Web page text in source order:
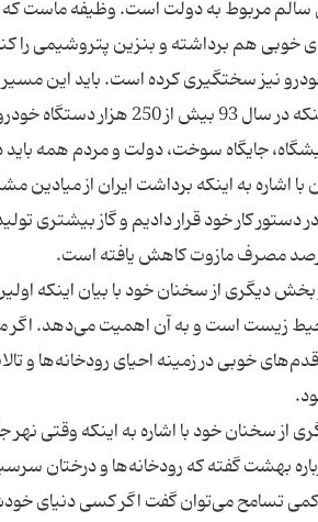
سالم مربوط به دولت است. وظیفه ماست که
وی با اشاره به اینکه در
اشاره به اینکه برداشت ایران از
دستور کار خود قرار دادیم و گاز بیشتری
دیگری از سخنان خود با بیان اینکه
زیست است و به آن اهمیت می‌دهد. اگر
خوبی در زمینه احیای رودخانه‌ها و
از سخنان خود با اشاره به اینکه وقتی
بهشت گفته که رودخانه‌ها و درختان
تسامح می‌توان گفت اگر کسی دنیای